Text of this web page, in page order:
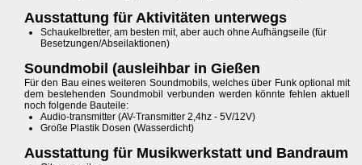
Ausstattung für Aktivitäten unterwegs
Schaukelbretter, am besten mit, aber auch ohne Aufhängseile (für
Besetzungen/Abseilaktionen)
Soundmobil (ausleihbar in Gießen
Für den Bau eines weiteren Soundmobils, welches über Funk optional mit
dem bestehenden Soundmobil verbunden werden könnte fehlen aktuell
noch folgende Bauteile:
Audio-transmitter (AV-Transmitter 2,4hz - 5V/12V)
Große Plastik Dosen (Wasserdicht)
Ausstattung für Musikwerkstatt und Bandraum